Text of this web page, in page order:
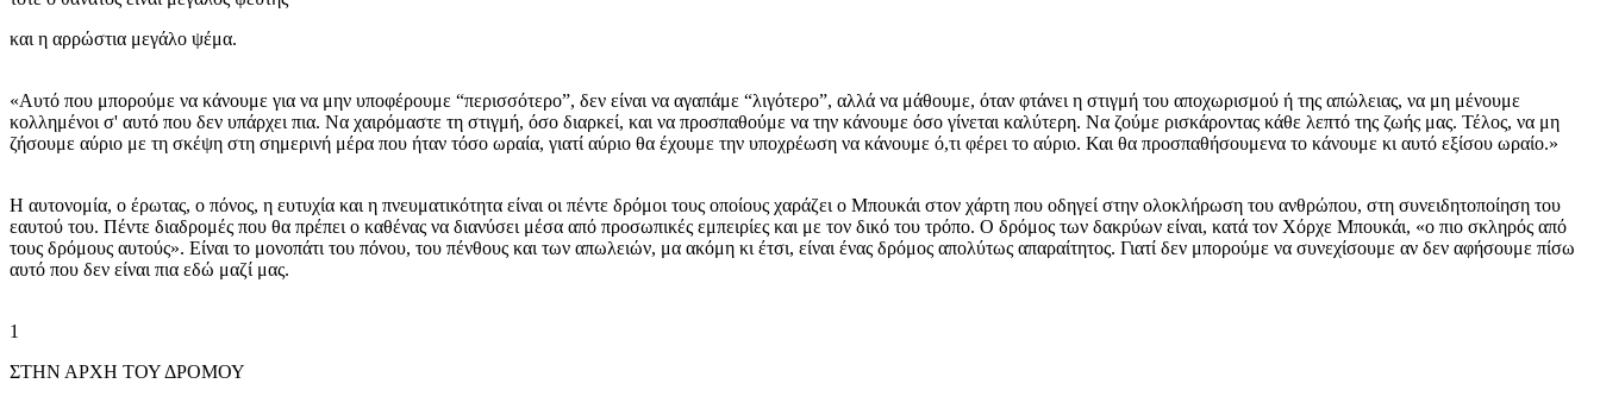
και η αρρώστια μεγάλο ψέμα.
«Αυτό που μπορούμε να κάνουμε για να μην υποφέρουμε “περισσότερο”, δεν είναι να αγαπάμε “λιγότερο”, αλλά να μάθουμε, όταν φτάνει η στιγμή του αποχωρισμού ή της απώλειας, να μη μένουμε
κολλημένοι σ' αυτό που δεν υπάρχει πια. Να χαιρόμαστε τη στιγμή, όσο διαρκεί, και να προσπαθούμε να την κάνουμε όσο γίνεται καλύτερη. Να ζούμε ρισκάροντας κάθε λεπτό της ζωής μας. Τέλος, να μη
ζήσουμε αύριο με τη σκέψη στη σημερινή μέρα που ήταν τόσο ωραία, γιατί αύριο θα έχουμε την υποχρέωση να κάνουμε ό,τι φέρει το αύριο. Και θα προσπαθήσουμενα το κάνουμε κι αυτό εξίσου ωραίο.»
Η αυτονομία, ο έρωτας, ο πόνος, η ευτυχία και η πνευματικότητα είναι οι πέντε δρόμοι τους οποίους χαράζει ο Μπουκάι στον χάρτη που οδηγεί στην ολοκλήρωση του ανθρώπου, στη συνειδητοποίηση του
εαυτού του. Πέντε διαδρομές που θα πρέπει ο καθένας να διανύσει μέσα από προσωπικές εμπειρίες και με τον δικό του τρόπο. Ο δρόμος των δακρύων είναι, κατά τον Χόρχε Μπουκάι, «ο πιο σκληρός από
τους δρόμους αυτούς». Είναι το μονοπάτι του πόνου, του πένθους και των απωλειών, μα ακόμη κι έτσι, είναι ένας δρόμος απολύτως απαραίτητος. Γιατί δεν μπορούμε να συνεχίσουμε αν δεν αφήσουμε πίσω
αυτό που δεν είναι πια εδώ μαζί μας.
1
ΣΤΗΝ ΑΡΧΗ ΤΟΥ ΔΡΟΜΟΥ